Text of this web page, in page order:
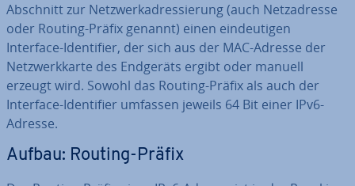
Abschnitt zur Netz­werk­adres­sie­rung (auch Netz­adres­se
oder Routing-Präfix genannt) einen ein­deu­ti­gen
Interface-Iden­ti­fier, der sich aus der MAC-Adresse der
Netz­werk­kar­te des Endgeräts ergibt oder manuell
erzeugt wird. Sowohl das Routing-Präfix als auch der
Interface-Iden­ti­fier umfassen jeweils 64 Bit einer IPv6-
Adresse.
Aufbau: Routing-Präfix